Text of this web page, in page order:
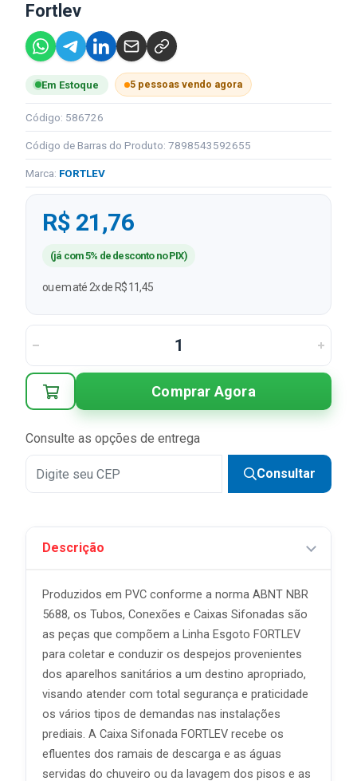
Fortlev
Em Estoque 5 pessoas vendo agora
Código: 586726
Código de Barras do Produto: 7898543592655
Marca: FORTLEV
R$ 21,76
(já com 5% de desconto no PIX)
ou em até 2x de R$ 11,45
Comprar Agora
Consulte as opções de entrega
Consultar
Descrição
Produzidos em PVC conforme a norma ABNT NBR
5688, os Tubos, Conexões e Caixas Sifonadas são
as peças que compõem a Linha Esgoto FORTLEV
para coletar e conduzir os despejos provenientes
dos aparelhos sanitários a um destino apropriado,
visando atender com total segurança e praticidade
os vários tipos de demandas nas instalações
prediais. A Caixa Sifonada FORTLEV recebe os
efluentes dos ramais de descarga e as águas
servidas do chuveiro ou da lavagem dos pisos e as